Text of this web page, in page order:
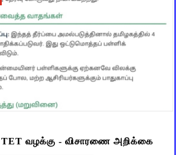
வழக்கு - விசாரணை அறிக்கை